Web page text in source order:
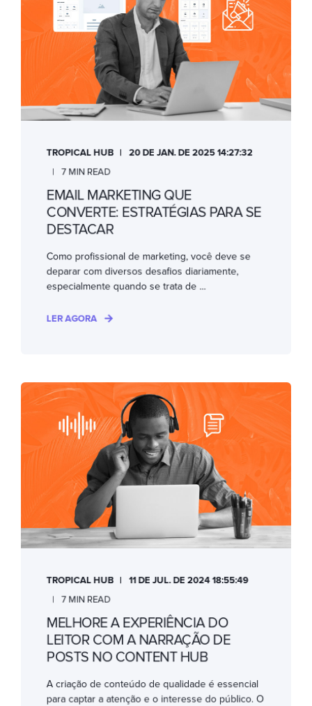
TROPICAL HUB
20 DE JAN. DE 2025 14:27:32
7 MIN READ
EMAIL MARKETING QUE
CONVERTE: ESTRATÉGIAS PARA SE
DESTACAR
Como profissional de marketing, você deve se
deparar com diversos desafios diariamente,
especialmente quando se trata de ...
LER AGORA
TROPICAL HUB
11 DE JUL. DE 2024 18:55:49
7 MIN READ
MELHORE A EXPERIÊNCIA DO
LEITOR COM A NARRAÇÃO DE
POSTS NO CONTENT HUB
A criação de conteúdo de qualidade é essencial
para captar a atenção e o interesse do público. O